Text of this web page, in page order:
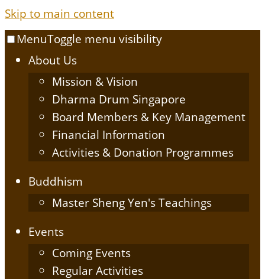
Skip to main content
MenuToggle menu visibility
About Us
Mission & Vision
Dharma Drum Singapore
Board Members & Key Management
Financial Information
Activities & Donation Programmes
Buddhism
Master Sheng Yen's Teachings
Events
Coming Events
Regular Activities